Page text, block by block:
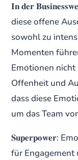
𝐈𝐧 𝐝𝐞𝐫
diese offene
sowohl zu
Momenten
Emotionen
Offenheit und
dass diese
um das Team
𝐒𝐮𝐩𝐞𝐫𝐩𝐨𝐰𝐞𝐫:
für Engagement